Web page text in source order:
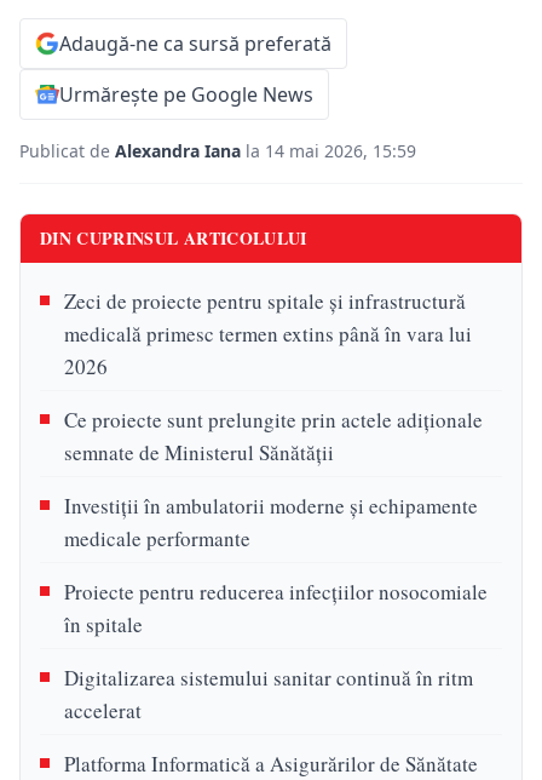
Adaugă-ne ca sursă preferată
Urmărește pe Google News
Publicat de Alexandra Iana la 14 mai 2026, 15:59
DIN CUPRINSUL ARTICOLULUI
Zeci de proiecte pentru spitale și infrastructură
medicală primesc termen extins până în vara lui
2026
Ce proiecte sunt prelungite prin actele adiționale
semnate de Ministerul Sănătății
Investiții în ambulatorii moderne și echipamente
medicale performante
Proiecte pentru reducerea infecțiilor nosocomiale
în spitale
Digitalizarea sistemului sanitar continuă în ritm
accelerat
Platforma Informatică a Asigurărilor de Sănătate